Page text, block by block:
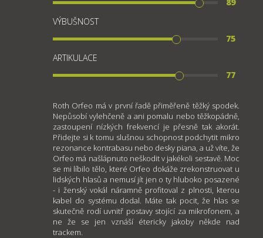
VÝBUŠNOST
75
ARTIKULACE
77
Roth Orfeo má v první řadě přiměřeně těžký spodek.
Nepůsobí vylehčeně a ani pomalu nebo těžkopádně,
zastoupení nízkých frekvencí je přesně tak akorát.
Přidejte si k tomu slušnou schopnost podchytit mikro
rezonance kontrabasu nebo desky piana, a už víte, že
Orfeo má našlápnuto neškodit v jakékoli sestavě. Moc
se mi líbilo tělo, které Orfeo dokáže zrekonstruovat u
lidských hlasů a nemusí jít jen o ty hluboko posazené
- i ženský vokál náramně profitoval z plnosti, kterou
kabel do systému dodal. Máte tak pocit, že hlas se
skutečně rodí uvnitř postavy stojící za mikrofonem, a
ne že se jen vznáší étericky jakoby někde nad
trackem.